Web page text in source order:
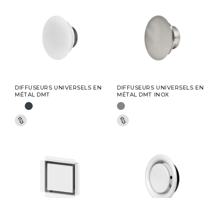
DIFFUSEURS UNIVERSELS EN
MÉTAL DMT
DIFFUSEURS UNIVERSELS EN
MÉTAL DMT INOX